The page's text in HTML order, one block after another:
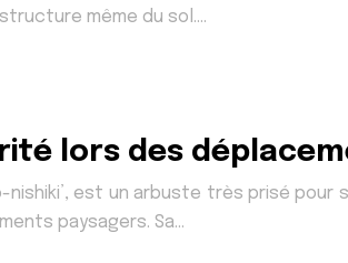
même du sol….
lors des
est un arbuste très prisé
paysagers. Sa…